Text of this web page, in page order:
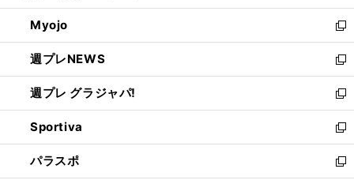
開
く
ウ
で
開
く
ン
ド
ウ
で
開
く
ウ
ィ
ン
ド
ウ
で
開
く
Myojo
新
し
い
ウ
ィ
ン
ド
ウ
で
週プレNEWS
新
し
い
ウ
ィ
ン
ド
週プレ グラジャパ!
新
し
い
ウ
ィ
Sportiva
新
し
い
パラスポ
新